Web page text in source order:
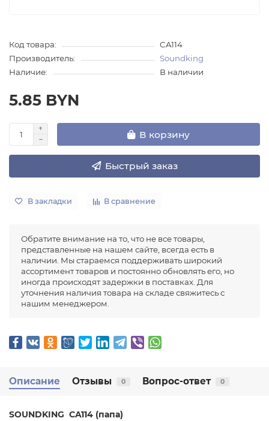
Код товара:
CA114
Производитель:
Soundking
Наличие:
В наличии
5.85 BYN
В корзину
Быстрый заказ
В закладки В сравнение
Обратите внимание на то, что не все товары,
представленные на нашем сайте, всегда есть в
наличии. Мы стараемся поддерживать широкий
ассортимент товаров и постоянно обновлять его, но
иногда происходят задержки в поставках. Для
уточнения наличия товара на складе свяжитесь с
нашим менеджером.
Описание Отзывы 0 Вопрос-ответ 0
SOUNDKING CA114 (папа)